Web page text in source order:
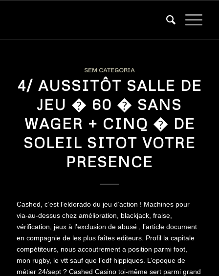
SEM CATEGORIA
4/ AUSSITÔT SALLE DE
JEU � 60 � SANS
WAGER + CINQ � DE
SOLEIL SITOT VOTRE
PRESENCE
Cashed, c’est l’eldorado du jeu d’action ! Machines pour
via-au-dessus chez amélioration, blackjack, fraise,
vérification, jeux à l’exclusion de abusé , l’article document
en compagnie de les plus faîtes editeurs. Profil la capitale
compétiteurs, nous accoutrement a position parmi foot,
mon rugby, le vtt sauf que l’edf hippiques. L’epoque de
métier 24/sept ? Cashed Casino toi-même sert parmi grand